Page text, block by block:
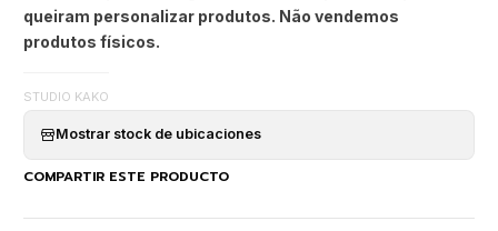
queiram personalizar produtos. Não vendemos
produtos físicos.
STUDIO KAKO
Mostrar stock de ubicaciones
COMPARTIR ESTE PRODUCTO